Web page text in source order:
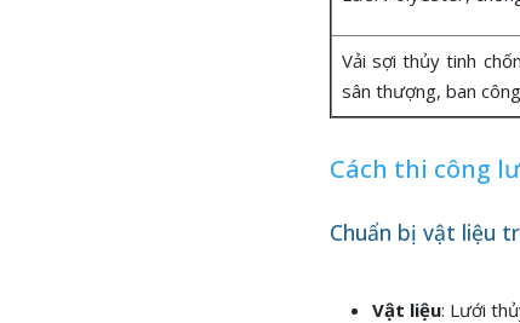
Vải sợi thủy tinh
sân thượng, ban
Cách thi công
Chuẩn bị vật liệu
Vật liệu: Lưới